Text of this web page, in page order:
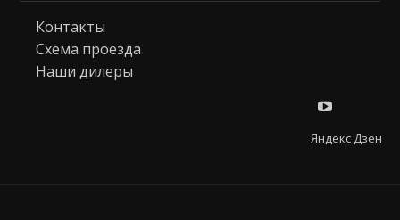
Контакты
Схема проезда
Наши дилеры
Яндекс Дзен